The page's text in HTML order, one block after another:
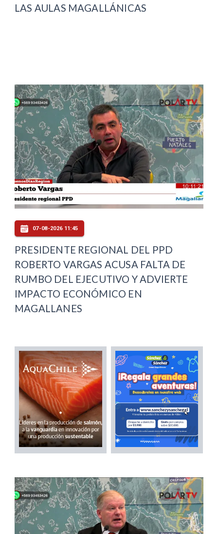
LAS AULAS MAGALLÁNICAS
07-08-2026 11:45
PRESIDENTE REGIONAL DEL PPD
ROBERTO VARGAS ACUSA FALTA DE
RUMBO DEL EJECUTIVO Y ADVIERTE
IMPACTO ECONÓMICO EN
MAGALLANES